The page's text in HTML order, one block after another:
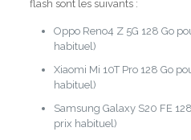
flash sont les suivants :
Oppo Reno4 Z 5G 128 Go
habituel)
Xiaomi Mi 10T Pro 128 Go
habituel)
Samsung Galaxy S20 FE
prix habituel)